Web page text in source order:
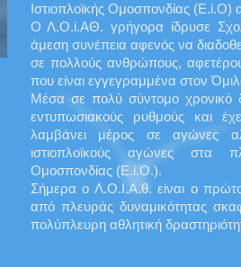
Ιστιοπλοϊκής Ομοσπονδίας (Ε.ί.Ο)
Ο Λ.Ο.ί.ΑΘ. γρήγορα ίδρυσε
άμεση συνέπεια αφενός να
σε πολλούς ανθρώπους,
που είναι εγγεγραμμένα στον
Μέσα σε πολύ σύντομο χρονικό
εντυπωσιακούς ρυθμούς και
λαμβάνει μέρος σε αγώνες
ιστιοπλοϊκούς αγώνες στα
Ομοσπονδίας (Ε.ί.Ο.).
Σήμερα ο Λ.Ο.Ι.Α.θ. είναι ο
από πλευράς δυναμικότητας
πολύπλευρη αθλητική